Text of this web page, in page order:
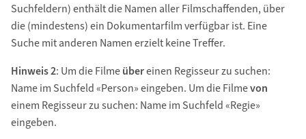
Suchfeldern) enthält die Namen aller Filmschaffenden, über
die (mindestens) ein Dokumentarfilm verfügbar ist. Eine
Suche mit anderen Namen erzielt keine Treffer.
Hinweis 2: Um die Filmeübereinen Regisseur zu suchen:
Name im Suchfeld «Person» eingeben. Um die Filmevon
einem Regisseur zu suchen: Name im Suchfeld «Regie»
eingeben.